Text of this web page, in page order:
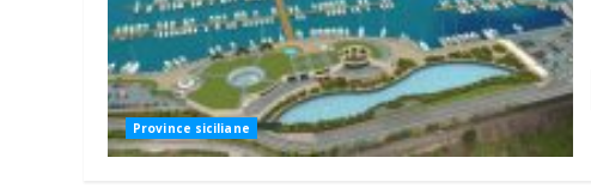
Province siciliane